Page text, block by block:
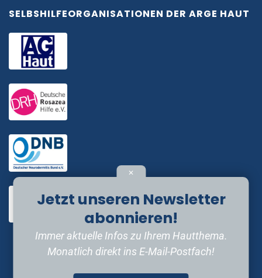
SELBSHILFEORGANISATIONEN DER ARGE HAUT
✕
Jetzt unseren Newsletter
abonnieren!
Immer aktuelle Infos zu Ihrem Hautthema.
Monatlich direkt ins E-Mail-Postfach!